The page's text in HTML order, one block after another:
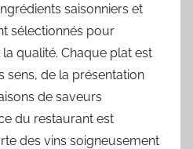
saisonniers et
sélectionnés pour
qualité. Chaque plat est
de la présentation
de saveurs
du restaurant est
des vins soigneusement